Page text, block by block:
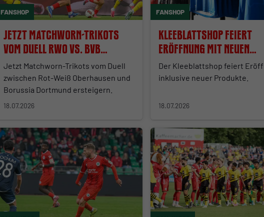
FANSHOP
Jetzt Matchworn-Trikots
vom Duell RWO vs. BVB
ersteigern
Jetzt Matchworn-Trikots vom Duell
zwischen Rot-Weiß Oberhausen und
Borussia Dortmund ersteigern.
18.07.2026
FANSHOP
Kleeblattshop feiert
Eröffnung mit neuen
Produkten
Der Kleeblattshop feiert
inklusive neuer Produkte.
18.07.2026